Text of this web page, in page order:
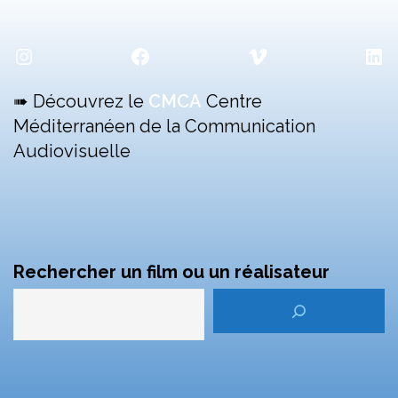
Instagram Facebook Vimeo
➠ Découvrez le CMCA Centre
Méditerranéen de la Communication
Audiovisuelle
Rechercher un film ou un réalisateur